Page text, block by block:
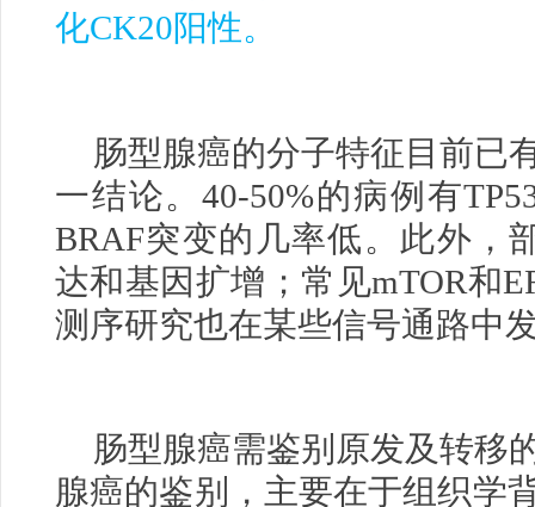
化CK20阳性。
肠型腺癌的分子特征目前已
一结论。40-50%的病例有
BRAF突变的几率低。此外，
达和基因扩增；常见mTOR和
测序研究也在某些信号通路中
肠型腺癌需鉴别原发及转移
腺癌的鉴别，主要在于组织学